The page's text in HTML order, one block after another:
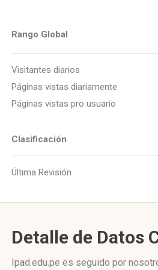
Rango Global
Visitantes diarios
Páginas vistas diariamente
Páginas vistas pro usuario
Clasificación
Última Revisión
Detalle de Datos
Ipad.edu.pe es seguido por